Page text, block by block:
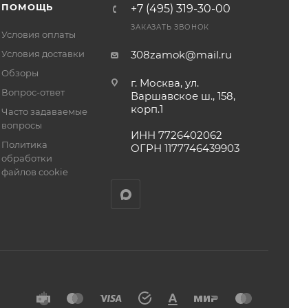
ПОМОЩЬ
Условия оплаты
Условия доставки
Обзоры
Вопрос-ответ
Часто задаваемые
вопросы
Политика
обработки
файлов cookie
+7 (495) 319-30-00
ЗАКАЗАТЬ ЗВОНОК
308zamok@mail.ru
г. Москва, ул.
Варшавское ш., 158,
корп.1
ИНН 7726402062
ОГРН 1177746439903